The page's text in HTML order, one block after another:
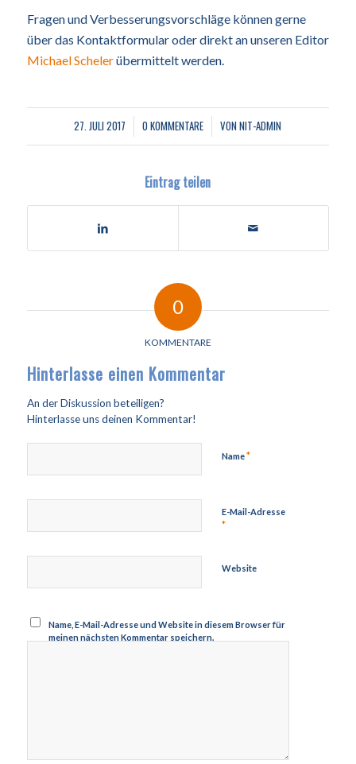
Fragen und Verbesserungsvorschläge können gerne
über das Kontaktformular oder direkt an unseren Editor
Michael Schelerübermittelt werden.
27. JULI 2017
/ 0 KOMMENTARE
/ VONNIT-ADMIN
Eintrag teilen
0
KOMMENTARE
Hinterlasse einen Kommentar
An der Diskussion beteiligen?
Hinterlasse uns deinen Kommentar!
Name*
E-Mail-Adresse
*
Website
Name, E-Mail-Adresse und Website in diesem Browser für
meinen nächsten Kommentar speichern.